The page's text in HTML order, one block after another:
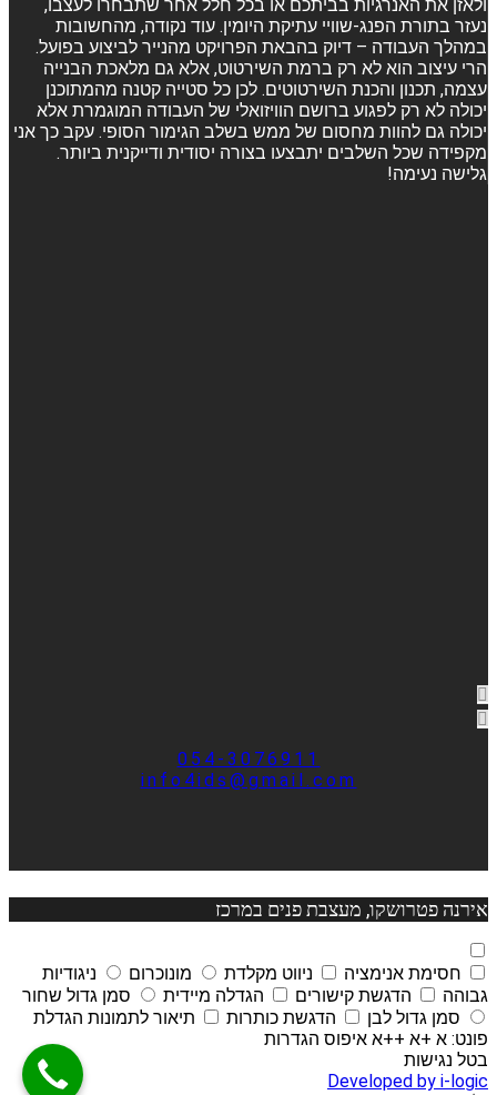
ולאזן את האנרגיות בביתכם או בכל חלל אחר שתבחרו לעצבו,
נעזר בתורת הפנג-שוויי עתיקת היומין. עוד נקודה, מהחשובות
במהלך העבודה – דיוק בהבאת הפרויקט מהנייר לביצוע בפועל.
הרי עיצוב הוא לא רק ברמת השירטוט, אלא גם מלאכת הבנייה
עצמה, תכנון והכנת השירטוטים. לכן כל סטייה קטנה מהמתוכנן
יכולה לא רק לפגוע ברושם הוויזואלי של העבודה המוגמרת אלא
יכולה גם להוות מחסום של ממש בשלב הגימור הסופי. עקב כך אני
מקפידה שכל השלבים יתבצעו בצורה יסודית ודייקנית ביותר.
גלישה נעימה!
054-3076911
info4ids@gmail.com
אירנה פטרושקו, מעצבת פנים במרכז
חסימת אנימציה ניווט מקלדת מונוכרום
ניגודיות
גבוהה
הדגשת קישורים הגדלה מיידית
סמן גדול שחור
סמן גדול לבן
הדגשת כותרות תיאור לתמונות הגדלת
פונט: א +א ++א איפוס הגדרות
בטל נגישות
Developed by i-logic